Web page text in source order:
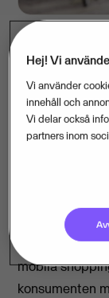
också
kunder.
detaljister på
Enligt en
uppdrag av
mobila
konsumenten
Hej! Vi
Vi använder
innehåll och
Vi delar också
partners inom